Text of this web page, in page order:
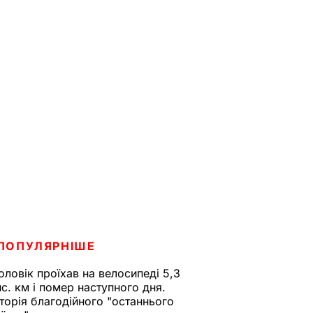
проїхав на велосипеді 5,3
км і помер наступного дня.
благодійного "останнього